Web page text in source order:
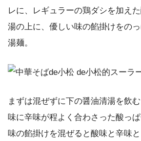
レに、レギュラーの鶏ダシを加え
湯の上に、優しい味の餡掛けをの
湯麺。
まずは混ぜずに下の醤油清湯を飲
味に辛味が程よく合わさった酸っ
味の餡掛けを混ぜると酸味と辛味